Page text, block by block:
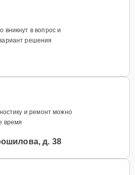
в вопрос и
решения
и ремонт можно
время
д. 38